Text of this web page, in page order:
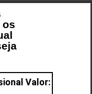
os
Valor: